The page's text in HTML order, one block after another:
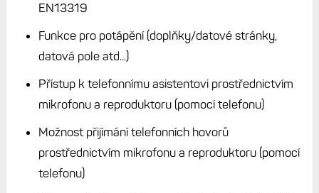
EN13319
Funkce pro potápění (doplňky/datové stránky,
datová pole atd...)
Přístup k telefonnímu asistentovi prostřednictvím
mikrofonu a reproduktoru (pomocí telefonu)
Možnost přijímání telefonních hovorů
prostřednictvím mikrofonu a reproduktoru (pomocí
telefonu)